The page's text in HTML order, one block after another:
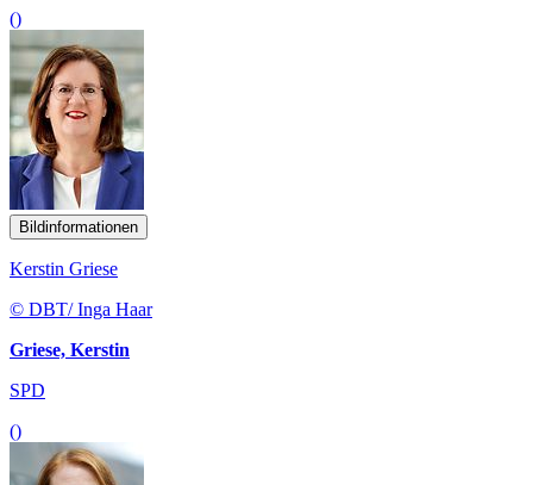
()
Bildinformationen
Kerstin Griese
© DBT/ Inga Haar
Griese, Kerstin
SPD
()